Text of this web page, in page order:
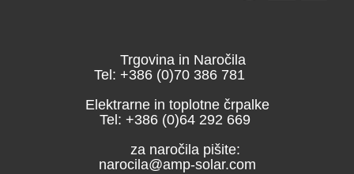
Trgovina in Naročila
Tel: +386 (0)70 386 781
Elektrarne in toplotne črpalke
Tel: +386 (0)64 292 669
za naročila pišite:
narocila@amp-solar.com